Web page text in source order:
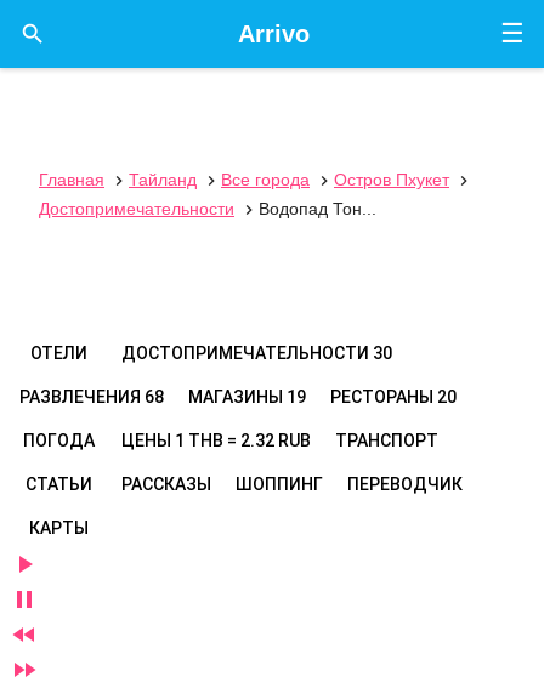
☰
Arrivo

Главная  Тайланд  Все города  Остров Пхукет

Достопримечательности
 Водопад Тон...
ОТЕЛИ ДОСТОПРИМЕЧАТЕЛЬНОСТИ 30
РАЗВЛЕЧЕНИЯ 68 МАГАЗИНЫ 19 РЕСТОРАНЫ 20
ПОГОДА ЦЕНЫ 1 THB = 2.32 RUB ТРАНСПОРТ
СТАТЬИ РАССКАЗЫ ШОППИНГ ПЕРЕВОДЧИК
КАРТЫ



